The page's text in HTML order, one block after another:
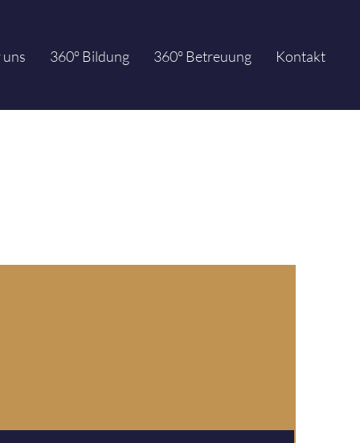
360° Bildung 360° Betreuung Kontakt